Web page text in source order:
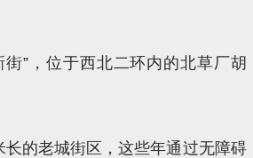
街”，位于西北二环内的北草厂胡
长的老城街区，这些年通过无障碍